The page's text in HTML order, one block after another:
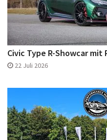
Civic Type R-Showcar mit
22 Juli 2026